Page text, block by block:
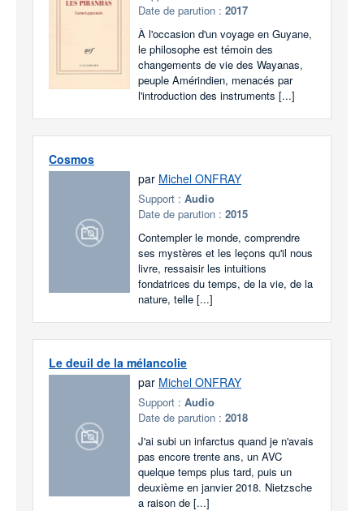
Date de parution : 2017
À l'occasion d'un voyage en Guyane,
le philosophe est témoin des
changements de vie des Wayanas,
peuple Amérindien, menacés par
l'introduction des instruments [...]
Cosmos
par Michel ONFRAY
Support : Audio
Date de parution : 2015
Contempler le monde, comprendre
ses mystères et les leçons qu'il nous
livre, ressaisir les intuitions
fondatrices du temps, de la vie, de la
nature, telle [...]
Le deuil de la mélancolie
par Michel ONFRAY
Support : Audio
Date de parution : 2018
J'ai subi un infarctus quand je n'avais
pas encore trente ans, un AVC
quelque temps plus tard, puis un
deuxième en janvier 2018. Nietzsche
a raison de [...]